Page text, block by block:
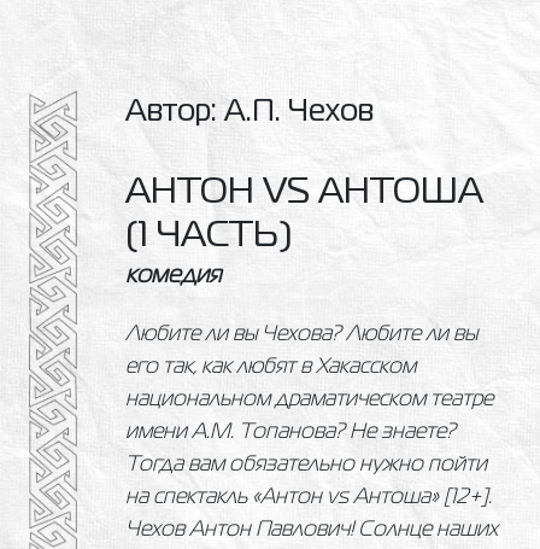
Автор: А.П. Чехов
АНТОН VS АНТОША
(1 ЧАСТЬ)
комедия
Любите ли вы Чехова? Любите ли вы
его так, как любят в Хакасском
национальном драматическом театре
имени А.М. Топанова? Не знаете?
Тогда вам обязательно нужно пойти
на спектакль «Антон vs Антоша» [12+].
Чехов Антон Павлович! Солнце наших